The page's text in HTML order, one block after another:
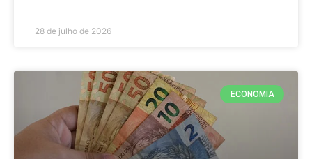
28 de julho de 2026
ECONOMIA